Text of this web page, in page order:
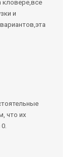
кловере,все
и
что их